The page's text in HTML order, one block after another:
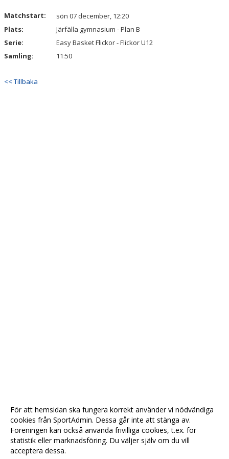
Matchstart:
sön 07 december, 12:20
Plats:
Järfälla gymnasium - Plan B
Serie:
Easy Basket Flickor - Flickor U12
Samling:
11:50
<< Tillbaka
För att hemsidan ska fungera korrekt använder vi nödvändiga
cookies från SportAdmin. Dessa går inte att stänga av.
Föreningen kan också använda frivilliga cookies, t.ex. för
statistik eller marknadsföring. Du väljer själv om du vill
acceptera dessa.